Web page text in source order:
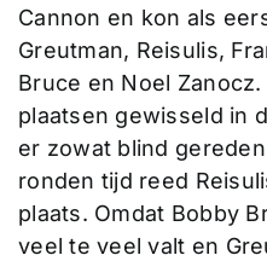
Cannon en kon als
Greutman, Reisulis,
Bruce en Noel
plaatsen gewisseld in
er zowat blind
ronden tijd reed
plaats. Omdat Bobby
veel te veel valt en